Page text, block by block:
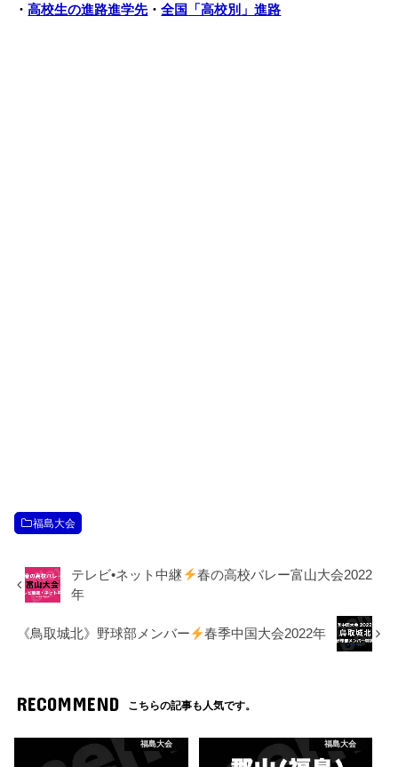
・高校生の進路進学先・全国「高校別」進路
福島大会
テレビ•ネット中継
春の高校バレー富山大会2022
年
《鳥取城北》野球部メンバー 春季中国大会2022年
RECOMMEND こちらの記事も人気です。
福島大会 福島大会